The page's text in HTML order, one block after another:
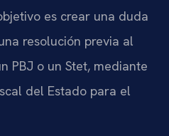
es crear una duda
resolución previa al
PBJ o un Stet, mediante
del Estado para el